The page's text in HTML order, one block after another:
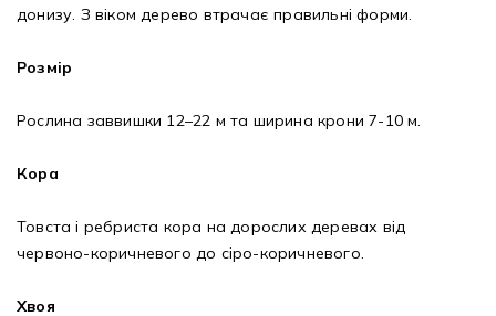
донизу. З віком дерево втрачає правильні форми.
Розмір
Рослина заввишки 12–22 м та ширина крони 7-10 м.
Кора
Товста і ребриста кора на дорослих деревах від
червоно-коричневого до сіро-коричневого.
Хвоя